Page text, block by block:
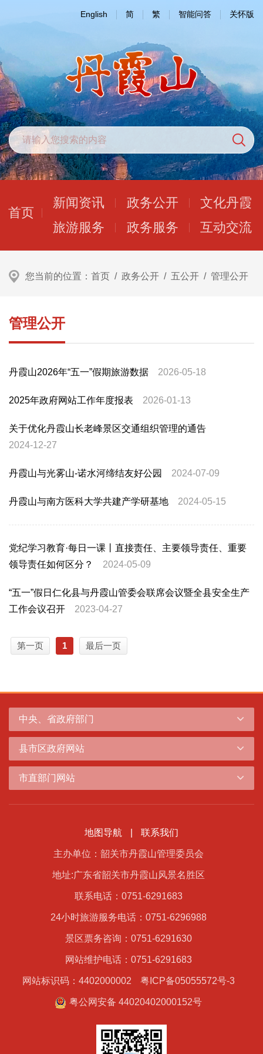
English 简 繁 智能问答 关怀版
首页
新闻资讯 政务公开
文化丹霞
旅游服务
政务服务 互动交流
您当前的位置： 首页 / 政务公开 / 五公开 / 管理公开
管理公开
丹霞山2026年“五一”假期旅游数据 2026-05-18
2025年政府网站工作年度报表 2026-01-13
关于优化丹霞山长老峰景区交通组织管理的通告
2024-12-27
丹霞山与光雾山-诺水河缔结友好公园 2024-07-09
丹霞山与南方医科大学共建产学研基地 2024-05-15
党纪学习教育·每日一课丨直接责任、主要领导责任、重要
领导责任如何区分？
2024-05-09
“五一”假日仁化县与丹霞山管委会联席会议暨全县安全生产
工作会议召开
2023-04-27
第一页 1 最后一页
中央、省政府部门
县市区政府网站
市直部门网站
地图导航 联系我们
主办单位：韶关市丹霞山管理委员会
地址:广东省韶关市丹霞山风景名胜区
联系电话：0751-6291683
24小时旅游服务电话：0751-6296988
景区票务咨询：0751-6291630
网站维护电话：0751-6291683
网站标识码：4402000002 粤ICP备05055572号-3
粤公网安备 44020402000152号